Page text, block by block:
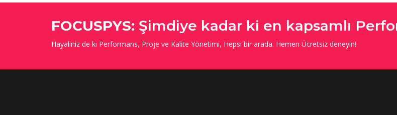
FOCUSPYS: Şimdiye kadar ki en kapsamlı
Hayaliniz de ki Performans, Proje ve Kalite Yönetimi, Hepsi bir arada. Hemen Ücretsiz deneyin!